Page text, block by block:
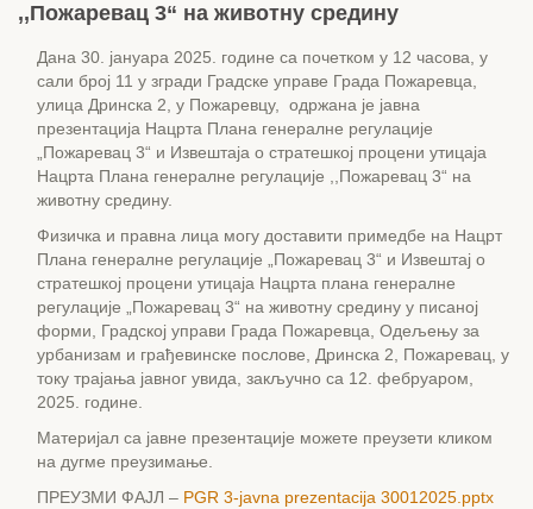
,,Пожаревац 3“ на животну средину
Дана 30. јануара 2025. године са почетком у 12 часова, у
сали број 11 у згради Градске управе Града Пожаревца,
улица Дринска 2, у Пожаревцу, одржана је јавна
презентација Нацрта Плана генералне регулације
„Пожаревац 3“ и Извештаја о стратешкој процени утицаја
Нацрта Плана генералне регулације ,,Пожаревац 3“ на
животну средину.
Физичка и правна лица могу доставити примедбе на Нацрт
Плана генералне регулације „Пожаревац 3“ и Извештај о
стратешкој процени утицаја Нацрта плана генералне
регулације „Пожаревац 3“ на животну средину у писаној
форми, Градској управи Града Пожаревца, Одељењу за
урбанизам и грађевинске послове, Дринска 2, Пожаревац, у
току трајања јавног увида, закључно са 12. фебруаром,
2025. године.
Материјал са јавне презентације можете преузети кликом
на дугме преузимање.
ПРЕУЗМИ ФАЈЛ – PGR 3-javna prezentacija 30012025.pptx